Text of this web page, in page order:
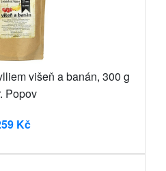
višeň a banán, 300 g
Popov
Kč